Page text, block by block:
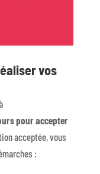
vos
pour accepter
acceptée, vous
: